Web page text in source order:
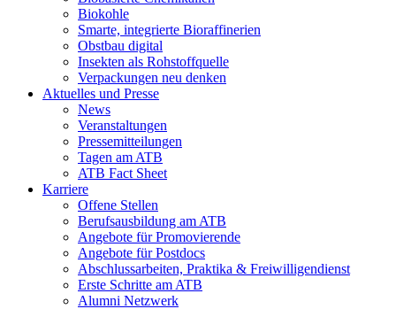
Biokohle
Smarte, integrierte Bioraffinerien
Obstbau digital
Insekten als Rohstoffquelle
Verpackungen neu denken
Aktuelles und Presse
News
Veranstaltungen
Pressemitteilungen
Tagen am ATB
ATB Fact Sheet
Karriere
Offene Stellen
Berufsausbildung am ATB
Angebote für Promovierende
Angebote für Postdocs
Abschlussarbeiten, Praktika & Freiwilligendienst
Erste Schritte am ATB
Alumni Netzwerk